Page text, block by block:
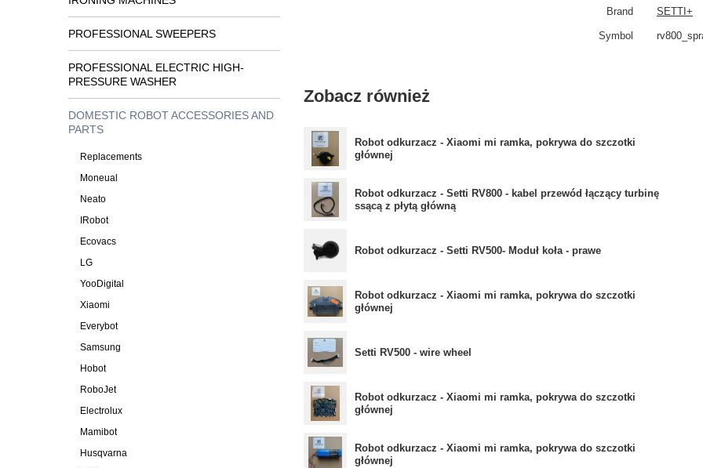
PROFESSIONAL SWEEPERS
PROFESSIONAL ELECTRIC HIGH-
PRESSURE WASHER
DOMESTIC ROBOT ACCESSORIES AND
PARTS
Replacements
Moneual
Neato
IRobot
Ecovacs
LG
YooDigital
Xiaomi
Everybot
Samsung
Hobot
RoboJet
Electrolux
Mamibot
Husqvarna
Brand SETTI+
Symbol
Zobacz również
Robot odkurzacz - Xiaomi mi ramka, pokrywa do szczotki
głównej
Robot odkurzacz - Setti RV800 - kabel przewód łączący turbinę
ssącą z płytą główną
Robot odkurzacz - Setti RV500- Moduł koła - prawe
Robot odkurzacz - Xiaomi mi ramka, pokrywa do szczotki
głównej
Setti RV500 - wire wheel
Robot odkurzacz - Xiaomi mi ramka, pokrywa do szczotki
głównej
Robot odkurzacz - Xiaomi mi ramka, pokrywa do szczotki
głównej